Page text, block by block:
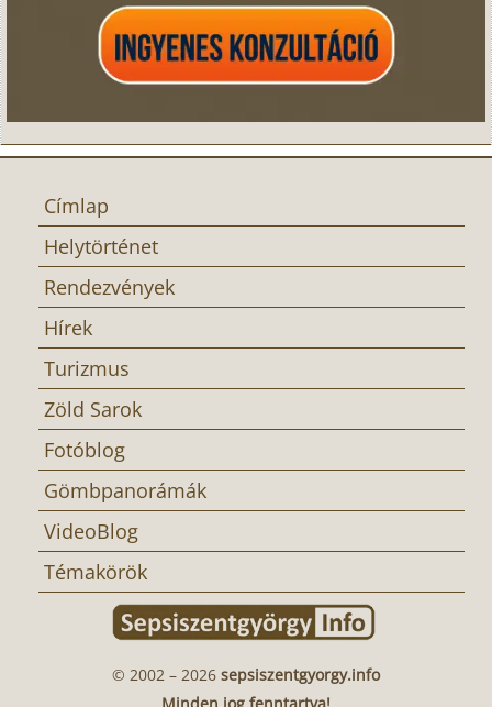
Címlap
Helytörténet
Rendezvények
Hírek
Turizmus
Zöld Sarok
Fotóblog
Gömbpanorámák
VideoBlog
Témakörök
© 2002 – 2026 sepsiszentgyorgy.info
Minden jog fenntartva!